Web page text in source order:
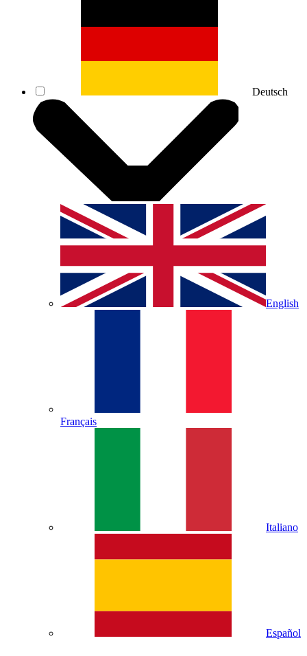
Deutsch
English
Français
Italiano
Español